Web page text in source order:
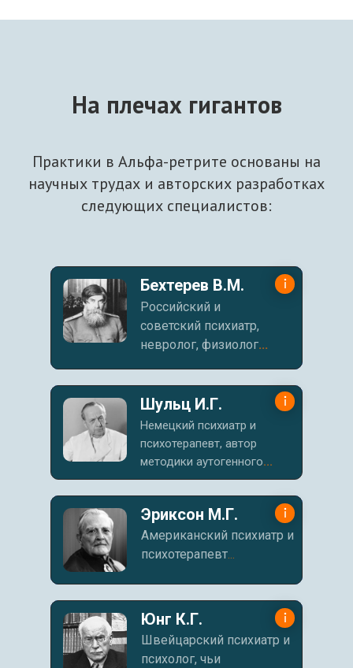
На плечах гигантов
Практики в Альфа-ретрите основаны на
научных трудах и авторских разработках
следующих специалистов:
Бехтерев В.М.
Российский и
советский психиатр,
невролог, физиолог...
Шульц И.Г.
Немецкий психиатр и
психотерапевт, автор
методики аутогенного...
Эриксон М.Г.
Американский психиатр и
психотерапевт...
Юнг К.Г.
Швейцарский психиатр и
психолог, чьи